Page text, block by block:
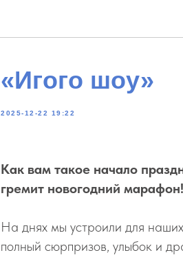
«Игого шоу»
2025-12-22 19:22
Как вам такое начало
гремит новогодний марафон!
На днях мы устроили для
полный сюрпризов, улыбок и